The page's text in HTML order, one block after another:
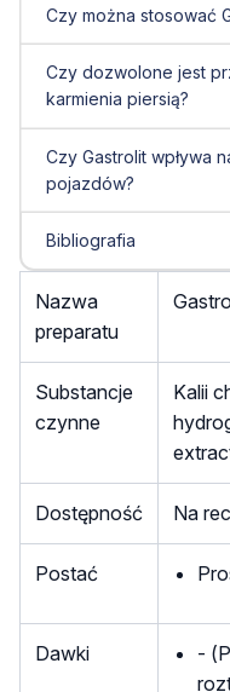
Czy można stosować
Czy dozwolone jest
karmienia piersią?
Czy Gastrolit wpływa
pojazdów?
Bibliografia
Nazwa
preparatu
Substancje
czynne
Kalii
Dostępność Na
Postać
Dawki
-